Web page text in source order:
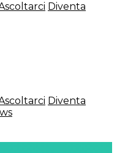
Diventa
Diventa